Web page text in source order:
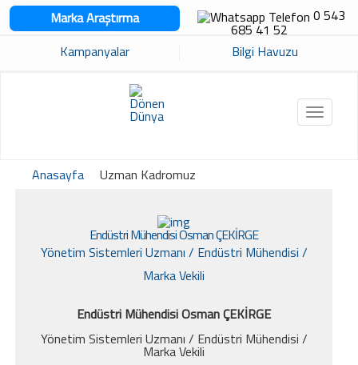
Marka Araştırma 0 543
685 41 52
Kampanyalar
Bilgi Havuzu
Toggle
Anasayfa Uzman Kadromuz
Endüstri Mühendisi Osman ÇEKİRGE
Yönetim Sistemleri Uzmanı / Endüstri Mühendisi /
Marka Vekili
Endüstri Mühendisi Osman ÇEKİRGE
Yönetim Sistemleri Uzmanı / Endüstri Mühendisi /
Marka Vekili